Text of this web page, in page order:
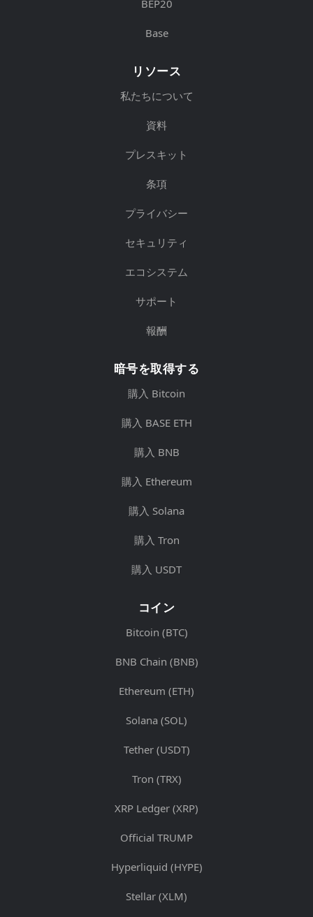
BEP20
Base
リソース
私たちについて
資料
プレスキット
条項
プライバシー
セキュリティ
エコシステム
サポート
報酬
暗号を取得する
購入 Bitcoin
購入 BASE ETH
購入 BNB
購入 Ethereum
購入 Solana
購入 Tron
購入 USDT
コイン
Bitcoin (BTC)
BNB Chain (BNB)
Ethereum (ETH)
Solana (SOL)
Tether (USDT)
Tron (TRX)
XRP Ledger (XRP)
Official TRUMP
Hyperliquid (HYPE)
Stellar (XLM)